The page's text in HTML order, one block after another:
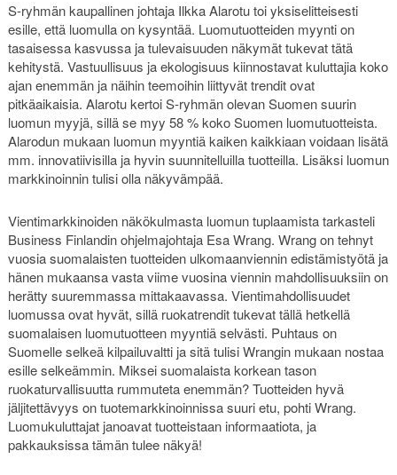
S-ryhmän kaupallinen johtaja Ilkka Alarotu toi yksiselitteisesti
esille, että luomulla on kysyntää. Luomutuotteiden myynti on
tasaisessa kasvussa ja tulevaisuuden näkymät tukevat tätä
kehitystä. Vastuullisuus ja ekologisuus kiinnostavat kuluttajia koko
ajan enemmän ja näihin teemoihin liittyvät trendit ovat
pitkäaikaisia. Alarotu kertoi S-ryhmän olevan Suomen suurin
luomun myyjä, sillä se myy 58 % koko Suomen luomutuotteista.
Alarodun mukaan luomun myyntiä kaiken kaikkiaan voidaan lisätä
mm. innovatiivisilla ja hyvin suunnitelluilla tuotteilla. Lisäksi luomun
markkinoinnin tulisi olla näkyvämpää.
Vientimarkkinoiden näkökulmasta luomun tuplaamista tarkasteli
Business Finlandin ohjelmajohtaja Esa Wrang. Wrang on tehnyt
vuosia suomalaisten tuotteiden ulkomaanviennin edistämistyötä ja
hänen mukaansa vasta viime vuosina viennin mahdollisuuksiin on
herätty suuremmassa mittakaavassa. Vientimahdollisuudet
luomussa ovat hyvät, sillä ruokatrendit tukevat tällä hetkellä
suomalaisen luomutuotteen myyntiä selvästi. Puhtaus on
Suomelle selkeä kilpailuvaltti ja sitä tulisi Wrangin mukaan nostaa
esille selkeämmin. Miksei suomalaista korkean tason
ruokaturvallisuutta rummuteta enemmän? Tuotteiden hyvä
jäljitettävyys on tuotemarkkinoinnissa suuri etu, pohti Wrang.
Luomukuluttajat janoavat tuotteistaan informaatiota, ja
pakkauksissa tämän tulee näkyä!